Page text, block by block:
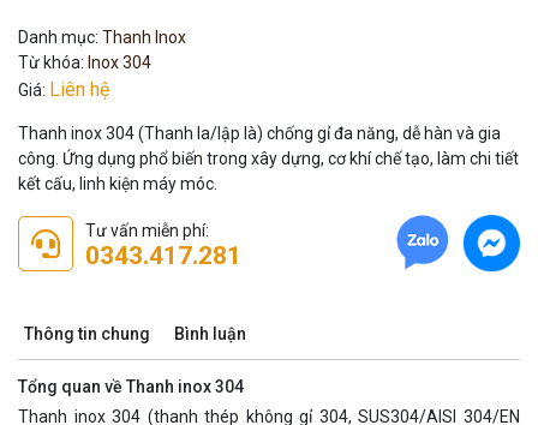
Danh mục: Thanh Inox
Từ khóa: Inox 304
Giá: Liên hệ
Thanh inox 304 (Thanh la/lập là) chống gỉ đa năng, dễ hàn và gia
công. Ứng dụng phổ biến trong xây dựng, cơ khí chế tạo, làm chi tiết
kết cấu, linh kiện máy móc.
Tư vấn miễn phí:
0343.417.281
Thông tin chung Bình luận
Tổng quan về Thanh inox 304
Thanh inox 304 (thanh thép không gỉ 304, SUS304/AISI 304/EN